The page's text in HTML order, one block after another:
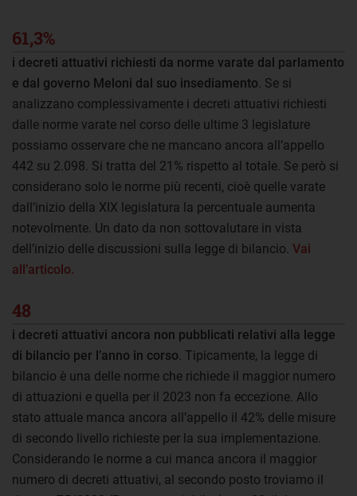
61,3%
i decreti attuativi richiesti da norme varate dal parlamento
e dal governo Meloni dal suo insediamento . Se si
analizzano complessivamente i decreti attuativi richiesti
dalle norme varate nel corso delle ultime 3 legislature
possiamo osservare che ne mancano ancora all’appello
442 su 2.098. Si tratta del 21% rispetto al totale. Se però si
considerano solo le norme più recenti, cioè quelle varate
dall’inizio della XIX legislatura la percentuale aumenta
notevolmente. Un dato da non sottovalutare in vista
dell’inizio delle discussioni sulla legge di bilancio. Vai
all’articolo.
48
i decreti attuativi ancora non pubblicati relativi alla legge
di bilancio per l’anno in corso . Tipicamente, la legge di
bilancio è una delle norme che richiede il maggior numero
di attuazioni e quella per il 2023 non fa eccezione. Allo
stato attuale manca ancora all’appello il 42% delle misure
di secondo livello richieste per la sua implementazione.
Considerando le norme a cui manca ancora il maggior
numero di decreti attuativi, al secondo posto troviamo il